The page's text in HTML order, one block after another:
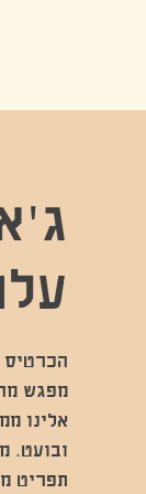
מפגש
אלינו
ובועט.